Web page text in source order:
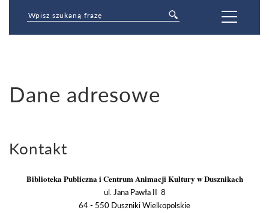
Strona główna »Jednostki organizacyjne samorządu terytorialnego
Biblioteka Publiczna i Centrum Animacji Kultury
Dane adresowe
Kontakt
Biblioteka Publiczna i Centrum Animacji Kultury w Dusznikach
ul. Jana Pawła II 8
64 - 550 Duszniki Wielkopolskie